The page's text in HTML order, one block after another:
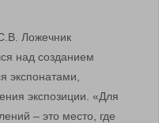
Ложечник
над созданием
экспонатами,
экспозиции. «Для
– это место, где